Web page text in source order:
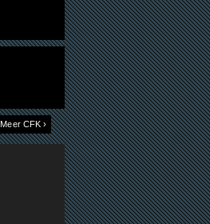
Meer CFK ›